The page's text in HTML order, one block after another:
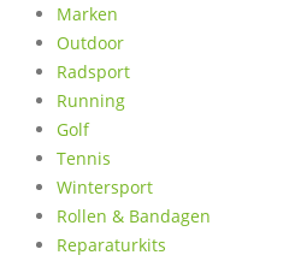
Marken
Outdoor
Radsport
Running
Golf
Tennis
Wintersport
Rollen & Bandagen
Reparaturkits